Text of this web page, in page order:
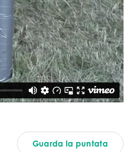
Guarda la puntata